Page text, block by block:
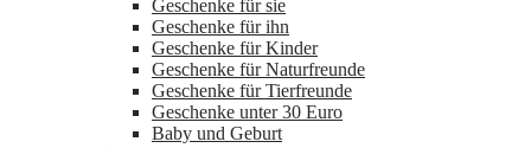
Geschenke für sie
Geschenke für ihn
Geschenke für Kinder
Geschenke für Naturfreunde
Geschenke für Tierfreunde
Geschenke unter 30 Euro
Baby und Geburt